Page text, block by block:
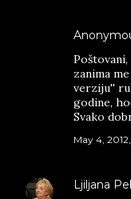
Poštovani,
zanima
verziju''
godine,
Svako
May 4,
Ljiljana